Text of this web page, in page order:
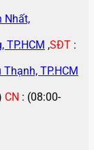
Nhất,
TP.HCM ,SĐT :
TP.HCM
CN : (08:00-